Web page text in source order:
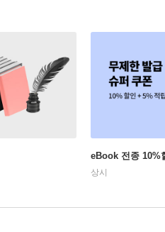
eBook 전종 10%
상시